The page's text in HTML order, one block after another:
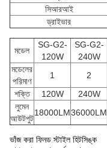
সিআরআই
ড্রাইভার
মডেল
SG-G2-
120W
SG-G2-
240W
মডেলের
পরিমাণ
1 2
শক্তি
120W 240W
লুমেন
আউটপুট
18000LM36000LM
ভাঁজ করা ফিনড স্টাইল হিটসিঙ্ক